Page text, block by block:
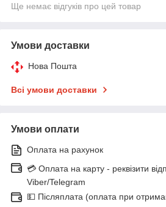
Ще немає відгуків про цей товар
Умови доставки
Нова Пошта
Всі умови доставки
Умови оплати
Оплата на рахунок
💳 Оплата на карту - реквізити
Viber/Telegram
💵 Післяплата (оплата при